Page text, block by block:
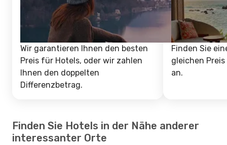
Wir garantieren Ihnen den besten
Preis für Hotels, oder wir zahlen
Ihnen den doppelten
Differenzbetrag.
Finden Sie
gleichen
an.
Finden Sie Hotels in der Nähe anderer
interessanter Orte